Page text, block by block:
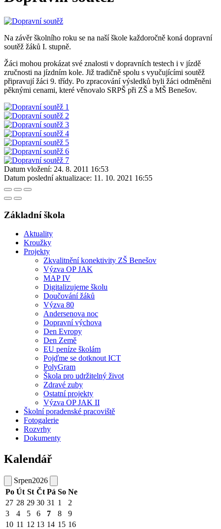
Na závěr školního roku se na naší škole každoročně koná dopravní
soutěž žáků I. stupně.
Žáci mohou prokázat své znalosti v dopravních testech i v jízdě
zručnosti na jízdním kole. Již tradičně spolu s vyučujícími soutěž
připravují žáci 9. třídy. Po zpracování výsledků byli žáci odměněni
pěknými cenami, které věnovalo SRPŠ při ZŠ a MŠ Benešov.
Datum vložení: 24. 8. 2011 16:53
Datum poslední aktualizace: 11. 10. 2021 16:55
Základní škola
Aktuality
Kroužky
Projekty
Zkvalitnění konektivity ZŠ Benešov
Výzva OP JAK
MAP IV
Digitalizujeme školu
Doučování žáků
Výzva 80
Andersenova noc
Dopravní výchova
Den Evropy
Den Země
EU peníze školám
Pojďme se dotknout ICT
PolyGram
Škola pro udržitelný život
Zdravé zuby
Ostatní projekty
Výzva OP JAK II
Školní poradenské pracoviště
Fotogalerie
Rozvrhy
Dokumenty
Kalendář
Srpen2026
Po Út St Čt Pá So Ne
27 28 29 30 31 1
2
3
4 5 6 7 8
9
10 11 12 13 14 15 16